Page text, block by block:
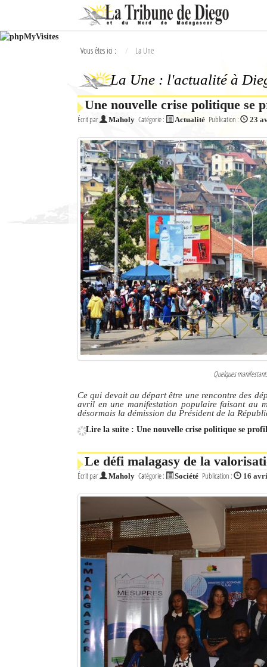
Ok
L'actualité à Diego Suarez
Le Nord de Madagascar
Sites touristiques
Diego Suarez Pratique
Les Petites Annonces
Vous êtes ici : La Une
La Une : l'actualité à
Une nouvelle crise politique se
Écrit par Maholy Catégorie : Actualité Publication : 23
Quelques
Ce qui devait au départ être une rencontre des
avril en une manifestation populaire faisant au
désormais la démission du Président de la
Lire la suite : Une nouvelle crise politique se
Le défi malagasy de la
Écrit par Maholy Catégorie : Société Publication : 16